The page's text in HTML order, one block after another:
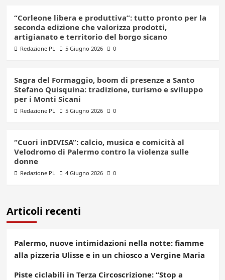
“Corleone libera e produttiva”: tutto pronto per la
seconda edizione che valorizza prodotti,
artigianato e territorio del borgo sicano
Redazione PL 5 Giugno 2026 0
Sagra del Formaggio, boom di presenze a Santo
Stefano Quisquina: tradizione, turismo e sviluppo
per i Monti Sicani
Redazione PL 5 Giugno 2026 0
“Cuori inDIVISA”: calcio, musica e comicità al
Velodromo di Palermo contro la violenza sulle
donne
Redazione PL 4 Giugno 2026 0
Articoli recenti
Palermo, nuove intimidazioni nella notte: fiamme
alla pizzeria Ulisse e in un chiosco a Vergine Maria
Piste ciclabili in Terza Circoscrizione: “Stop a